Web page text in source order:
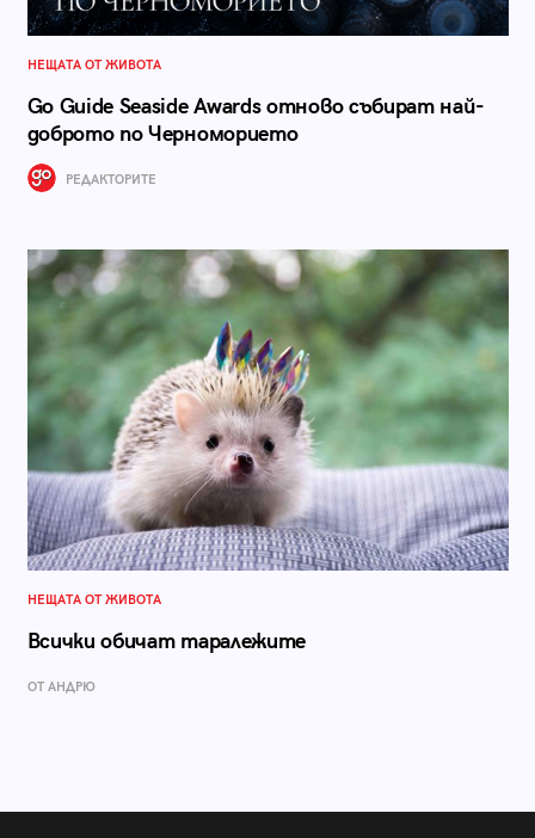
НЕЩАТА ОТ ЖИВОТА
Go Guide Seaside Awards отново събират най-
доброто по Черноморието
РЕДАКТОРИТЕ
НЕЩАТА ОТ ЖИВОТА
Всички обичат таралежите
ОТ АНДРЮ